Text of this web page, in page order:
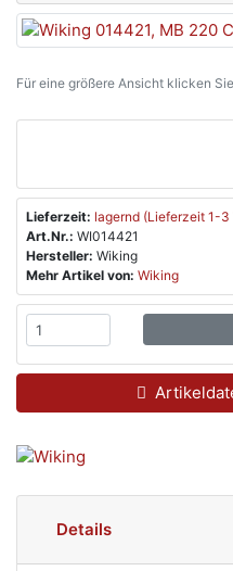
Für eine größere Ansicht klicken
Lieferzeit: lagernd (Lieferzeit 1-
Art.Nr.: WI014421
Hersteller: Wiking
Mehr Artikel von: Wiking
Details